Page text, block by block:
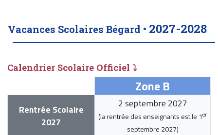
Vacances Scolaires Bégard • 2027-2028
Calendrier Scolaire Officiel ⤵
Zone B
Rentrée Scolaire
2027
2 septembre 2027
(la rentrée des enseignants est le 1er
septembre 2027)